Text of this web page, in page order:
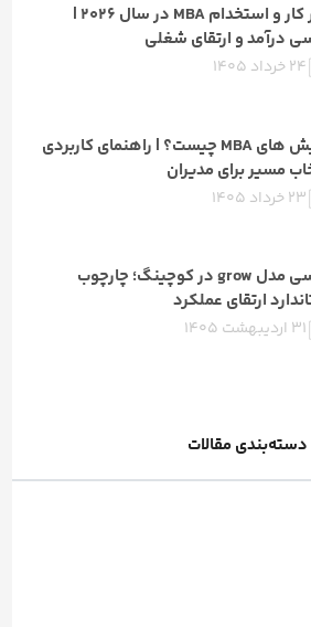
بازار کار و استخدام MBA در سال ۲۰۲۶ |
درآمد و ارتقای شغلی
۲۴ خرداد ۱۴۰۵
گرایش های MBA چیست؟ | راهنمای کاربردی
مسیر برای مدیران
۲۳ خرداد ۱۴۰۵
بررسی مدل grow در کوچینگ؛ چارچوب
ارتقای عملکرد
۳۱ اردیبهشت ۱۴۰۵
دسته‌بندی مقالات